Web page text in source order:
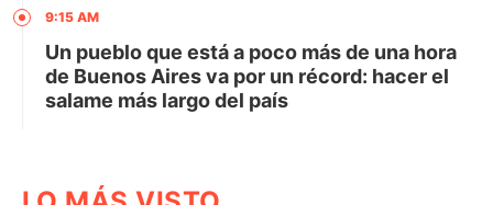
9:15 AM
Un pueblo que está a poco más de una hora
de Buenos Aires va por un récord: hacer el
salame más largo del país